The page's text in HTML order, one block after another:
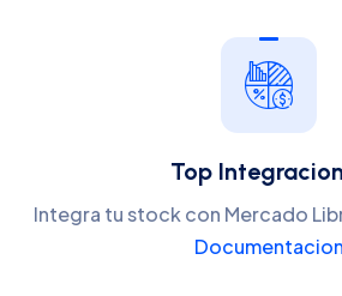
Top
Integra tu stock con Mercado
Documentacion